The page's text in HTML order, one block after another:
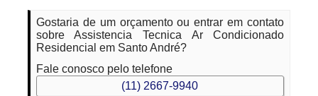
Gostaria de um orçamento ou entrar em contato
sobre Assistencia Tecnica Ar Condicionado
Residencial em Santo André?
Fale conosco pelo telefone
(11) 2667-9940